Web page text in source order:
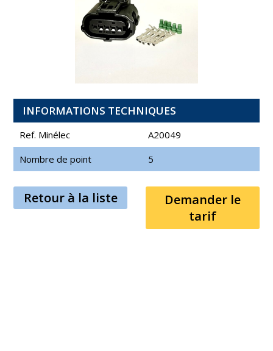
INFORMATIONS TECHNIQUES
Ref. Minélec
A20049
Nombre de point
5
Retour à la liste
Demander le
tarif